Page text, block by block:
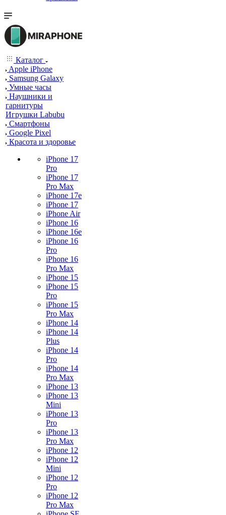
Каталог
Apple iPhone
Samsung Galaxy
Умные часы
Наушники и
гарнитуры
Игрушки Labubu
Смартфоны
Google Pixel
Красота и здоровье
iPhone 17
Pro
iPhone 17
Pro Max
iPhone 17e
iPhone 17
iPhone Air
iPhone 16
iPhone 16e
iPhone 16
Pro
iPhone 16
Pro Max
iPhone 15
iPhone 15
Pro
iPhone 15
Pro Max
iPhone 14
iPhone 14
Plus
iPhone 14
Pro
iPhone 14
Pro Max
iPhone 13
iPhone 13
Mini
iPhone 13
Pro
iPhone 13
Pro Max
iPhone 12
iPhone 12
Mini
iPhone 12
Pro
iPhone 12
Pro Max